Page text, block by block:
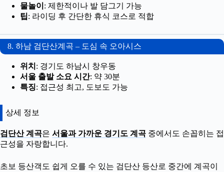
물놀이 : 제한적이나 발 담그기 가능
팁: 라이딩 후 간단한 휴식 코스로 적합
8. 하남 검단산계곡 – 도심 속 오아시스
위치 : 경기도 하남시 창우동
서울 출발 소요 시간: 약 30분
특징: 접근성 최고, 도보도 가능
상세 정보
검단산 계곡은 서울과 가까운 경기도 계곡 중에서도 손꼽히는 접
근성을 자랑합니다.
초보 등산객도 쉽게 오를 수 있는 검단산 등산로 중간에 계곡이